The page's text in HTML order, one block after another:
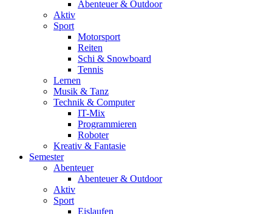
Abenteuer & Outdoor
Aktiv
Sport
Motorsport
Reiten
Schi & Snowboard
Tennis
Lernen
Musik & Tanz
Technik & Computer
IT-Mix
Programmieren
Roboter
Kreativ & Fantasie
Semester
Abenteuer
Abenteuer & Outdoor
Aktiv
Sport
Eislaufen